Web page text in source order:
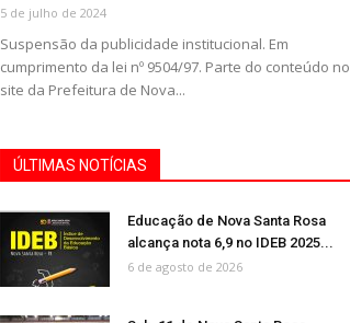
5 de julho de 2024
Suspensão da publicidade institucional. Em
cumprimento da lei nº 9504/97. Parte do conteúdo no
site da Prefeitura de Nova...
ÚLTIMAS NOTÍCIAS
Educação de Nova Santa Rosa
alcança nota 6,9 no IDEB 2025...
6 de agosto de 2026